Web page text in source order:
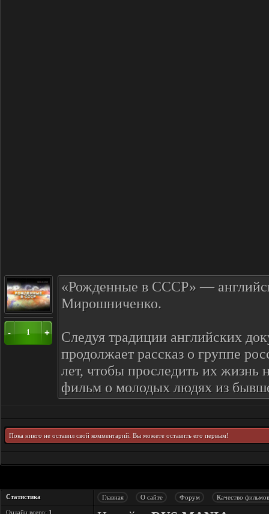
- 1 +
«Рожденные в СССР» —
Мирошниченко.
Следуя традиции английских
продолжает рассказ о группе
лет, чтобы проследить их
фильм о молодых людях из
Пока никто не оставил свой комментарий. Вы можете оставить его первым!
Статистика Главная О сайте Форум Качество фильмов
Онлайн всего: 1